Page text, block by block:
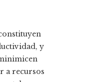
y
a recursos